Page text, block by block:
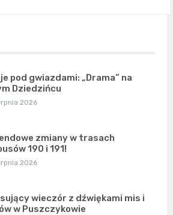
pod gwiazdami: „Drama” na
Dziedzińcu
2026
zmiany w trasach
190 i 191!
2026
wieczór z dźwiękami mis i
w Puszczykowie